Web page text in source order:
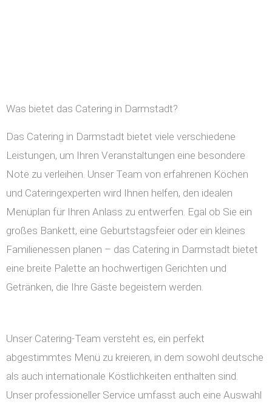
Was bietet das Catering in Darmstadt?
Das Catering in Darmstadt bietet viele verschiedene
Leistungen, um Ihren Veranstaltungen eine besondere
Note zu verleihen. Unser Team von erfahrenen Köchen
und Cateringexperten wird Ihnen helfen, den idealen
Menüplan für Ihren Anlass zu entwerfen. Egal ob Sie ein
großes Bankett, eine Geburtstagsfeier oder ein kleines
Familienessen planen – das Catering in Darmstadt bietet
eine breite Palette an hochwertigen Gerichten und
Getränken, die Ihre Gäste begeistern werden.
Unser Catering-Team versteht es, ein perfekt
abgestimmtes Menü zu kreieren, in dem sowohl deutsche
als auch internationale Köstlichkeiten enthalten sind.
Unser professioneller Service umfasst auch eine Auswahl